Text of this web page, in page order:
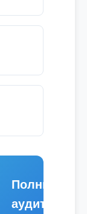
Полный
аудит